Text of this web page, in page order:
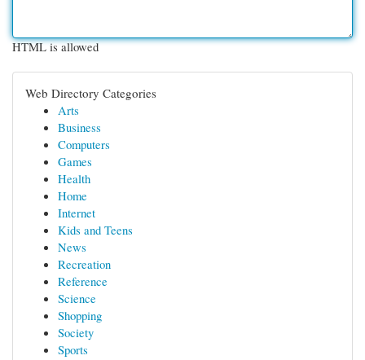
HTML is allowed
Web Directory Categories
Arts
Business
Computers
Games
Health
Home
Internet
Kids and Teens
News
Recreation
Reference
Science
Shopping
Society
Sports